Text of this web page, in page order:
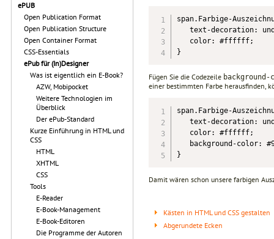
ePUB
Open Publication Format
Open Publication Structure
Open Container Format
CSS-Essentials
ePub für (In)Designer
Was ist eigentlich ein E-Book?
AZW, Mobipocket
Weitere Technologien im
Überblick
Der ePub-Standard
Kurze Einführung in HTML und
CSS
HTML
XHTML
CSS
Tools
E-Reader
E-Book-Management
E-Book-Editoren
Die Programme der Autoren
span.Farbige-
text-decoration:
   color: #ffffff;
}
Fügen Sie die Codezeile
einer bestimmten Farbe herausfinden,
span.Farbige-
text-decoration:
   color: #ffffff;
background-color:
}
Damit wären schon unsere farbigen
Kästen in HTML und CSS gestalten
Abgerundete Ecken